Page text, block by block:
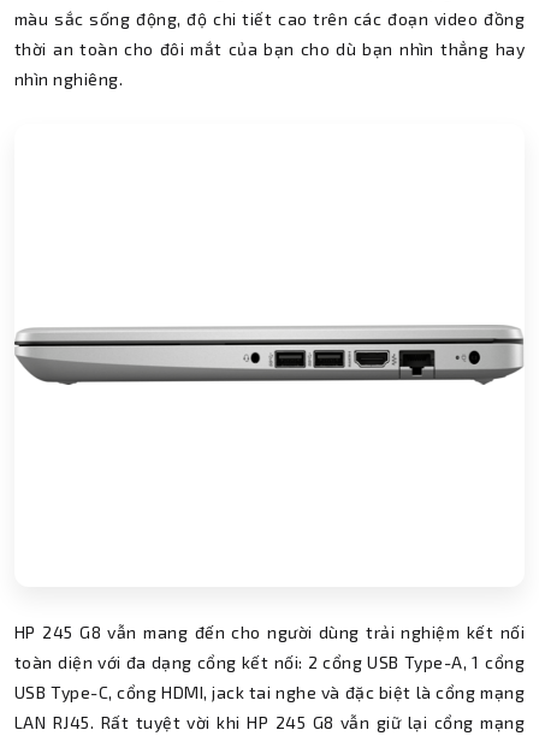
màu sắc sống động, độ chi tiết cao trên các đoạn video đồng
thời an toàn cho đôi mắt của bạn cho dù bạn nhìn thẳng hay
nhìn nghiêng.
HP 245 G8 vẫn mang đến cho người dùng trải nghiệm kết nối
toàn diện với đa dạng cổng kết nối: 2 cổng USB Type-A, 1 cổng
USB Type-C, cổng HDMI, jack tai nghe và đặc biệt là cổng mạng
LAN RJ45. Rất tuyệt vời khi HP 245 G8 vẫn giữ lại cổng mạng